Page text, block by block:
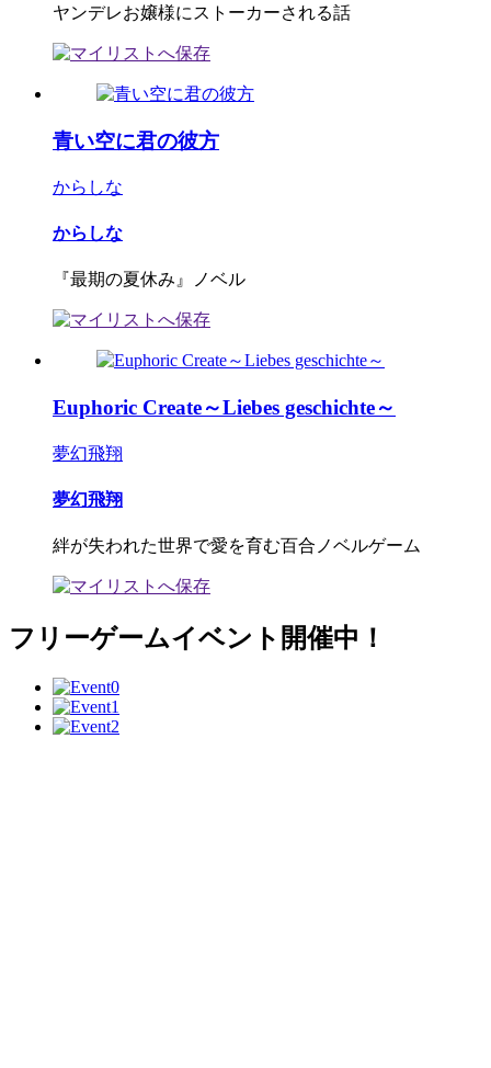
ヤンデレお嬢様にストーカーされる話
青い空に君の彼方
からしな
からしな
『最期の夏休み』ノベル
Euphoric Create～Liebes geschichte～
夢幻飛翔
夢幻飛翔
絆が失われた世界で愛を育む百合ノベルゲーム
フリーゲームイベント開催中！